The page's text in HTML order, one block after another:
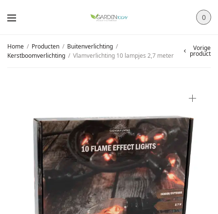
0
Home / Producten / Buitenverlichting /
Kerstboomverlichting / Vlamverlichting 10 lampjes 2,7 meter
Vorige
product